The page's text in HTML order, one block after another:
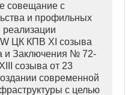
совещание с
и профильных
ЦК КПВ XI созыва
и Заключения № 72-
созыва от 23
современной
с целью